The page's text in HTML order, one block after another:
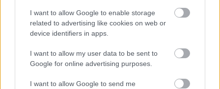
I want to allow Google to enable storage
related to advertising like cookies on web or
device identifiers in apps.
I want to allow my user data to be sent to
Google for online advertising purposes.
I want to allow Google to send me
során szinte vita nélkül hozott döntéseket a
beválogatott, illetve az ajánlott előadásokról.
Különböző ízlések és szemléletek találkoztak, mégis
sikerült egy közös listát összeállítaniuk – tette hozzá
Réczei Tamás.